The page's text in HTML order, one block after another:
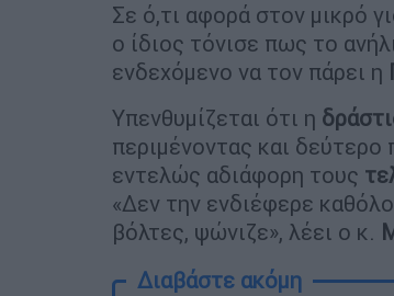
Σε ό,τι αφορά στον μικρό
ο ίδιος τόνισε πως το
ενδεχόμενο να τον πάρει η
Υπενθυμίζεται ότι η
περιμένοντας και δεύτερο
εντελώς αδιάφορη τους
«Δεν την ενδιέφερε
βόλτες, ψώνιζε», λέει ο κ.
Διαβάστε ακόμη